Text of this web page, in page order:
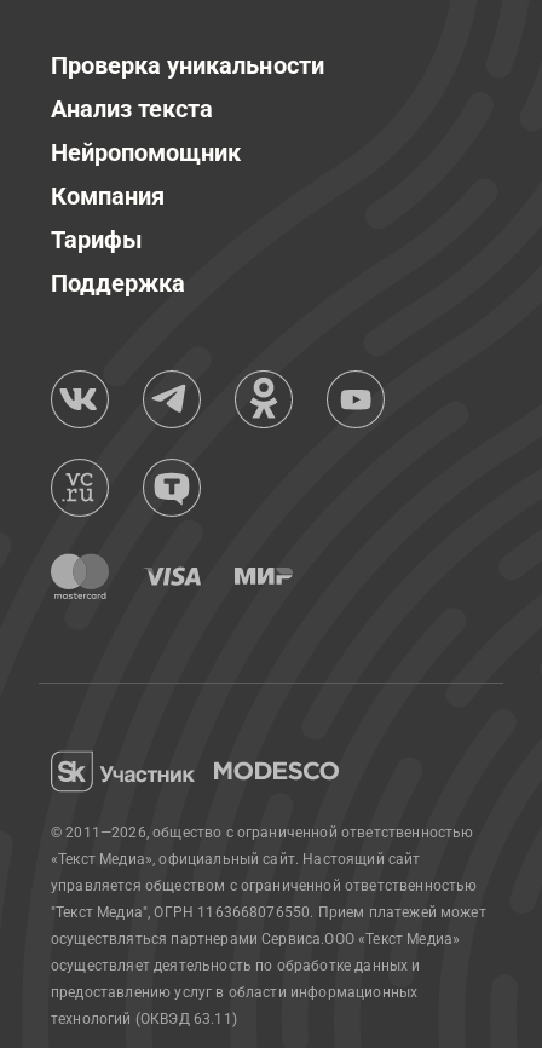
Проверка уникальности
Анализ текста
Нейропомощник
Компания
Тарифы
Поддержка
© 2011—2026, общество с ограниченной ответственностью
«Текст Медиа», официальный сайт. Настоящий сайт
управляется обществом с ограниченной ответственностью
"Текст Медиа", ОГРН 1163668076550. Прием платежей может
осуществляться партнерами Сервиса.ООО «Текст Медиа»
осуществляет деятельность по обработке данных и
предоставлению услуг в области информационных
технологий (ОКВЭД 63.11)